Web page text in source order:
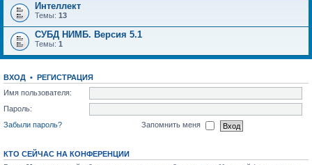
Интеллект
Темы: 13
СУБД НИМБ. Версия 5.1
Темы: 1
ВХОД • РЕГИСТРАЦИЯ
Имя пользователя:
Пароль:
Забыли пароль?
Запомнить меня
КТО СЕЙЧАС НА КОНФЕРЕНЦИИ